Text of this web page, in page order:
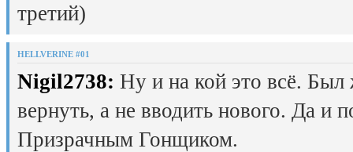
третий)
HELLVERINE #01
Nigil2738: Ну и на кой это всё.
вернуть, а не вводить нового. Да и
Призрачным Гонщиком.